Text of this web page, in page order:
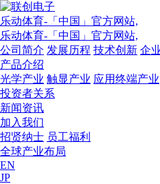
乐动体育-「中国」官方网站,
乐动体育-「中国」官方网站,
公司简介 发展历程 技术创新 企
产品介绍
光学产业 触显产业 应用终端产业
投资者关系
新闻资讯
加入我们
招贤纳士 员工福利
全球产业布局
EN
JP